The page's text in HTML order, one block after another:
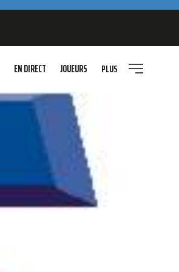
EN DIRECT JOUEURS PLUS